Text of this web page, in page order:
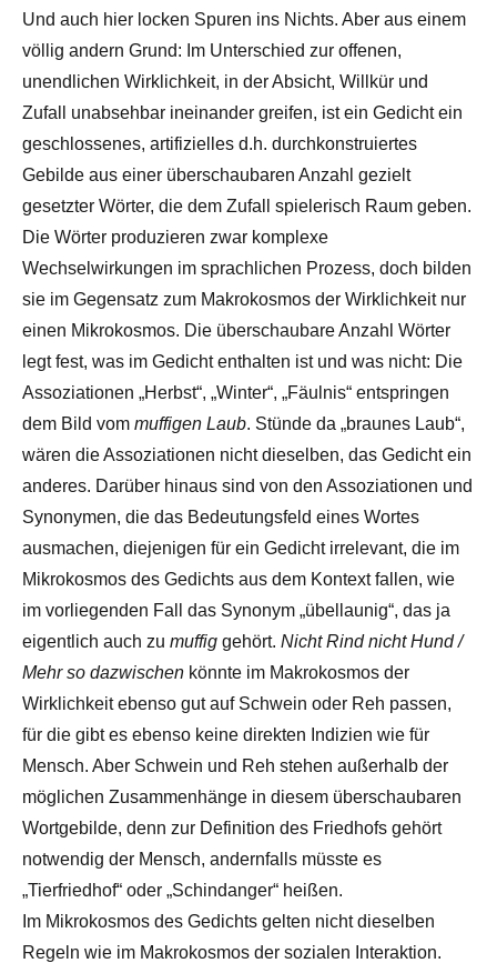
Und auch hier locken Spuren ins Nichts. Aber aus einem
völlig andern Grund: Im Unterschied zur offenen,
unendlichen Wirklichkeit, in der Absicht, Willkür und
Zufall unabsehbar ineinander greifen, ist ein Gedicht ein
geschlossenes, artifizielles d.h. durchkonstruiertes
Gebilde aus einer überschaubaren Anzahl gezielt
gesetzter Wörter, die dem Zufall spielerisch Raum geben.
Die Wörter produzieren zwar komplexe
Wechselwirkungen im sprachlichen Prozess, doch bilden
sie im Gegensatz zum Makrokosmos der Wirklichkeit nur
einen Mikrokosmos. Die überschaubare Anzahl Wörter
legt fest, was im Gedicht enthalten ist und was nicht: Die
Assoziationen „Herbst“, „Winter“, „Fäulnis“ entspringen
dem Bild vom muffigen Laub. Stünde da „braunes Laub“,
wären die Assoziationen nicht dieselben, das Gedicht ein
anderes. Darüber hinaus sind von den Assoziationen und
Synonymen, die das Bedeutungsfeld eines Wortes
ausmachen, diejenigen für ein Gedicht irrelevant, die im
Mikrokosmos des Gedichts aus dem Kontext fallen, wie
im vorliegenden Fall das Synonym „übellaunig“, das ja
eigentlich auch zu muffig gehört. Nicht Rind nicht Hund /
Mehr so dazwischen könnte im Makrokosmos der
Wirklichkeit ebenso gut auf Schwein oder Reh passen,
für die gibt es ebenso keine direkten Indizien wie für
Mensch. Aber Schwein und Reh stehen außerhalb der
möglichen Zusammenhänge in diesem überschaubaren
Wortgebilde, denn zur Definition des Friedhofs gehört
notwendig der Mensch, andernfalls müsste es
„Tierfriedhof“ oder „Schindanger“ heißen.
Im Mikrokosmos des Gedichts gelten nicht dieselben
Regeln wie im Makrokosmos der sozialen Interaktion.